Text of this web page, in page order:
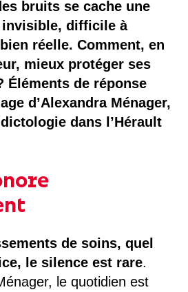
bruits se cache une
invisible, difficile à
réelle. Comment, en
mieux protéger ses
Éléments de réponse
d’Alexandra Ménager,
dans l’Hérault
de soins, quel
le silence est rare.
le quotidien est